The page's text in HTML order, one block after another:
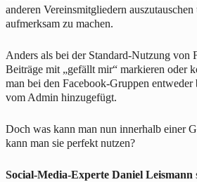
anderen Vereinsmitgliedern
aufmerksam zu machen.
Anders als bei der Standard-Nutzung von
Beiträge mit „gefällt mir“ markieren oder
man bei den Facebook-Gruppen
vom Admin hinzugefügt.
Doch was kann man nun innerhalb einer
kann man sie perfekt nutzen?
Social-Media-Experte Daniel Leismann